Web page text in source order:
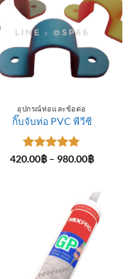
อุปกรณ์ท่อและข้อต่อ
กิ๊บจับท่อ PVC พีวีซี
ให้คะแนน
420.00฿ – 980.00฿Price
980.00฿